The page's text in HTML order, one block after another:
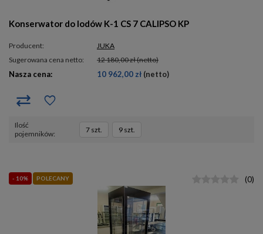
Konserwator do lodów K-1 CS 7 CALIPSO KP
Producent:
JUKA
Sugerowana cena netto:
12 180,00 zł(netto)
Nasza cena: 10 962,00 zł (netto)
ilość
pojemników
7 szt. 9 szt.
- 10% POLECANY (0)